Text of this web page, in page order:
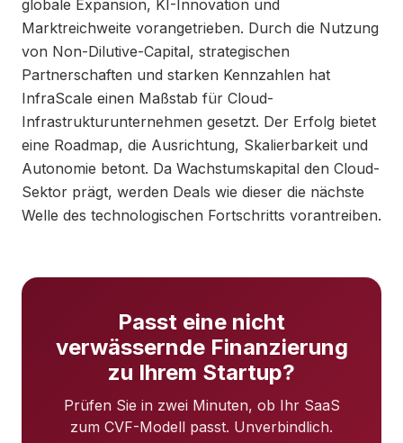
globale Expansion, KI-Innovation und
Marktreichweite vorangetrieben. Durch die Nutzung
von Non-Dilutive-Capital, strategischen
Partnerschaften und starken Kennzahlen hat
InfraScale einen Maßstab für Cloud-
Infrastrukturunternehmen gesetzt. Der Erfolg bietet
eine Roadmap, die Ausrichtung, Skalierbarkeit und
Autonomie betont. Da Wachstumskapital den Cloud-
Sektor prägt, werden Deals wie dieser die nächste
Welle des technologischen Fortschritts vorantreiben.
Passt eine nicht
verwässernde Finanzierung
zu Ihrem Startup?
Prüfen Sie in zwei Minuten, ob Ihr SaaS
zum CVF-Modell passt. Unverbindlich.